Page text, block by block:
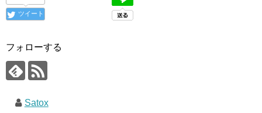
ツイート
フォローする
Satox